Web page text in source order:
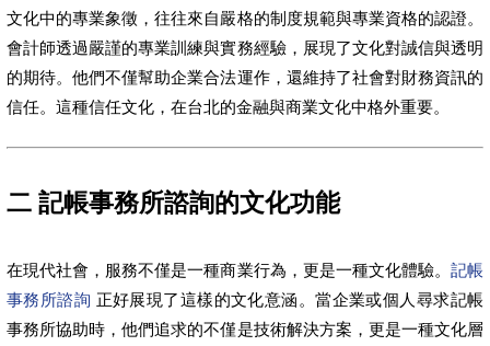
文化中的專業象徵，往往來自嚴格的制度規範與專業資格的認證。
會計師透過嚴謹的專業訓練與實務經驗，展現了文化對誠信與透明
的期待。他們不僅幫助企業合法運作，還維持了社會對財務資訊的
信任。這種信任文化，在台北的金融與商業文化中格外重要。
二 記帳事務所諮詢的文化功能
在現代社會，服務不僅是一種商業行為，更是一種文化體驗。 記帳
事務所諮詢 正好展現了這樣的文化意涵。當企業或個人尋求記帳
事務所協助時，他們追求的不僅是技術解決方案，更是一種文化層